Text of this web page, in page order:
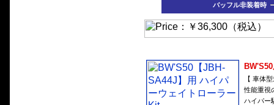
バッフル非装着時
【 車体
性能重視
ハイパー